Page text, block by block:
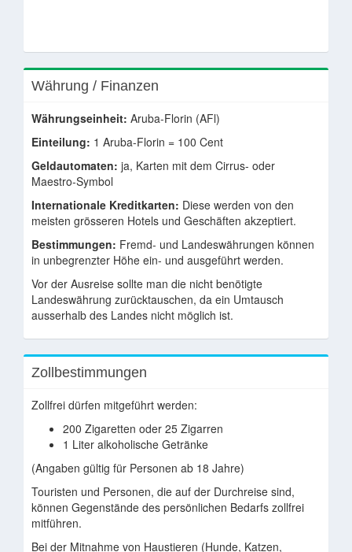
Währung / Finanzen
Währungseinheit: Aruba-Florin (AFl)
Einteilung: 1 Aruba-Florin = 100 Cent
Geldautomaten: ja, Karten mit dem Cirrus- oder
Maestro-Symbol
Internationale Kreditkarten: Diese werden von den
meisten grösseren Hotels und Geschäften akzeptiert.
Bestimmungen: Fremd- und Landeswährungen können
in unbegrenzter Höhe ein- und ausgeführt werden.
Vor der Ausreise sollte man die nicht benötigte
Landeswährung zurücktauschen, da ein Umtausch
ausserhalb des Landes nicht möglich ist.
Zollbestimmungen
Zollfrei dürfen mitgeführt werden:
200 Zigaretten oder 25 Zigarren
1 Liter alkoholische Getränke
(Angaben gültig für Personen ab 18 Jahre)
Touristen und Personen, die auf der Durchreise sind,
können Gegenstände des persönlichen Bedarfs zollfrei
mitführen.
Bei der Mitnahme von Haustieren (Hunde, Katzen,